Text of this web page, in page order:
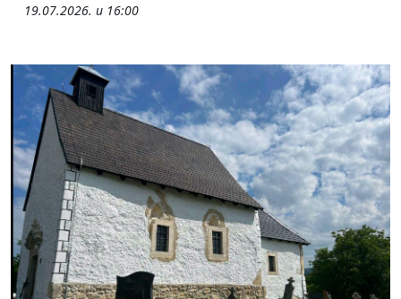
19.07.2026. u 16:00